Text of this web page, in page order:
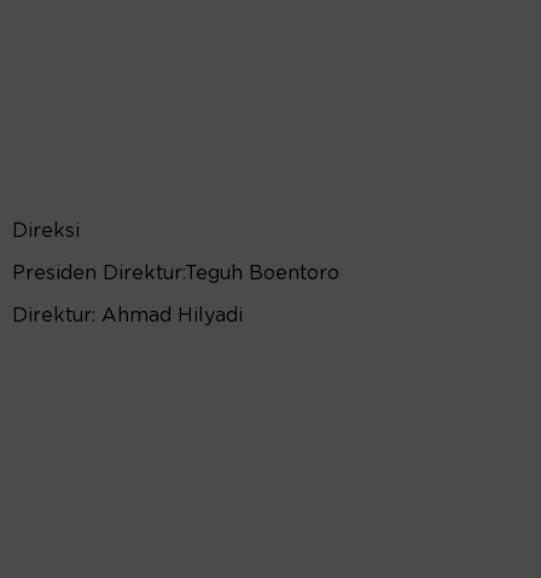
Direksi
Presiden Direktur:Teguh Boentoro
Direktur: Ahmad Hilyadi